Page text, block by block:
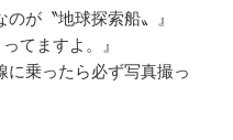
が〝地球探索船〟』
てますよ。』
乗ったら必ず写真撮っ